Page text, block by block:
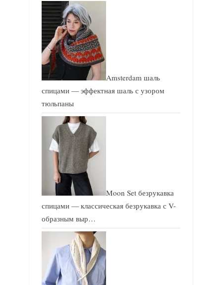
Amsterdam шаль
спицами — эффектная шаль с узором
тюльпаны
Moon Set безрукавка
спицами — классическая безрукавка с V-
образным выр…